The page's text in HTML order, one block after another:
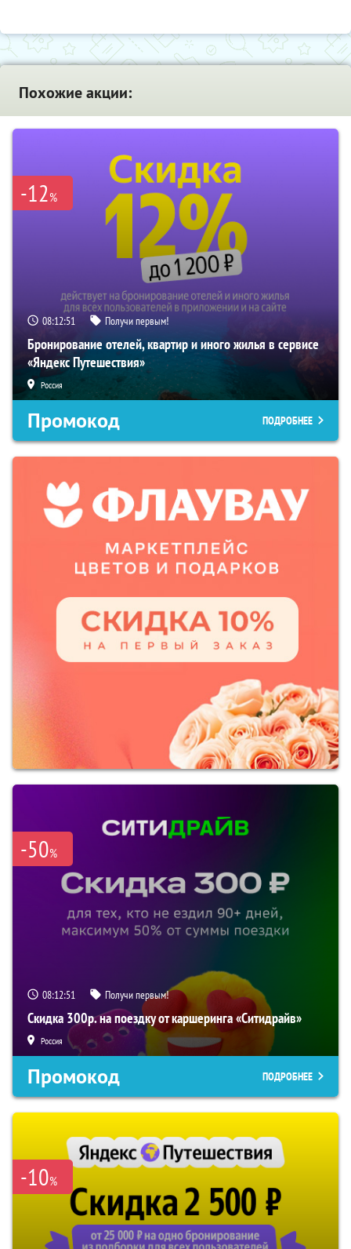
Похожие акции:
-12%
08:12:50 Получи первым!
Бронирование отелей, квартир и иного жилья в сервисе
«Яндекс Путешествия»
Россия
Промокод ПОДРОБНЕЕ
-50%
08:12:50 Получи первым!
Скидка 300р. на поездку от каршеринга «Ситидрайв»
Россия
Промокод ПОДРОБНЕЕ
-10%